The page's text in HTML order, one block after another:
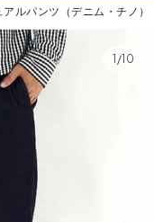
アルパンツ（デニム・チノ）
1/10